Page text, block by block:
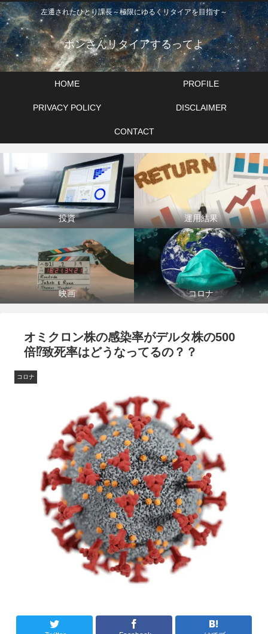
左遷されたひとり課長～極限にゆるくリタイアを目指す～
ポンさんリタイアするってよ
HOME PROFILE
PRIVACY POLICY DISCLAIMER
CONTACT
投資 運用結果
映画 コロナ
オミクロン株の感染率がデルタ株の500
倍⁉致死率はどうなってるの？？
コロナ